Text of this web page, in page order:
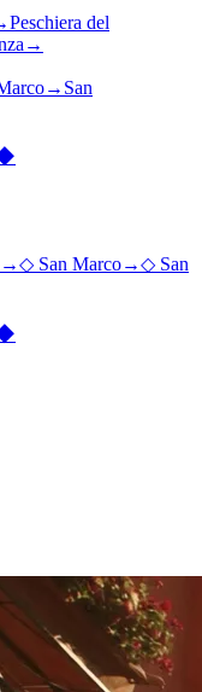
Peschiera del
→
→ San
→◇ San Marco→◇ San